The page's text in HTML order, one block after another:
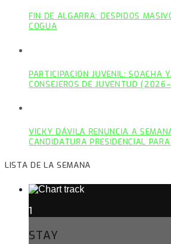
FIN DE ALGARRA: DESPIDOS
COGUA
PARTICIPACIÓN JUVENIL: SOACHA
CONSEJEROS DE JUVENTUD
VICKY DÁVILA RENUNCIA A
CANDIDATURA PRESIDENCIAL
LISTA DE LA SEMANA
1
STAY